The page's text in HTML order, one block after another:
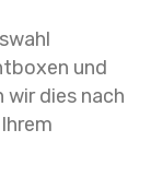
und
wir dies nach